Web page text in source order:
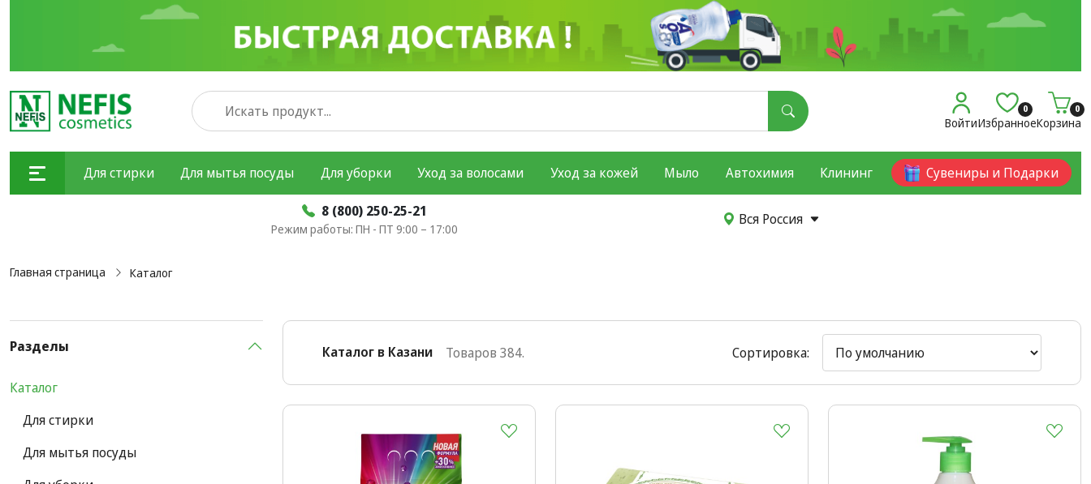
Войти
0
Избранное
0
Корзина
Для стирки Для мытья посуды Для уборки Уход за волосами Уход за кожей Мыло Автохимия Клининг Сувениры и Подарки
8 (800) 250-25-21
Режим работы: ПН - ПТ 9:00 – 17:00
Вся Россия
Главная страница Каталог
Разделы
Каталог
Для стирки
Для мытья посуды
Каталог в Казани Товаров 384. Сортировка: